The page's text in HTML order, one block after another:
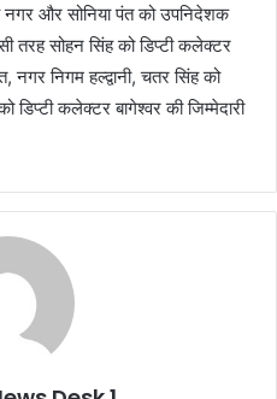
और सोनिया पंत को उपनिदेशक
तरह सोहन सिंह को डिप्टी कलेक्टर
नगर निगम हल्द्वानी, चतर सिंह को
कलेक्टर बागेश्वर की जिम्मेदारी